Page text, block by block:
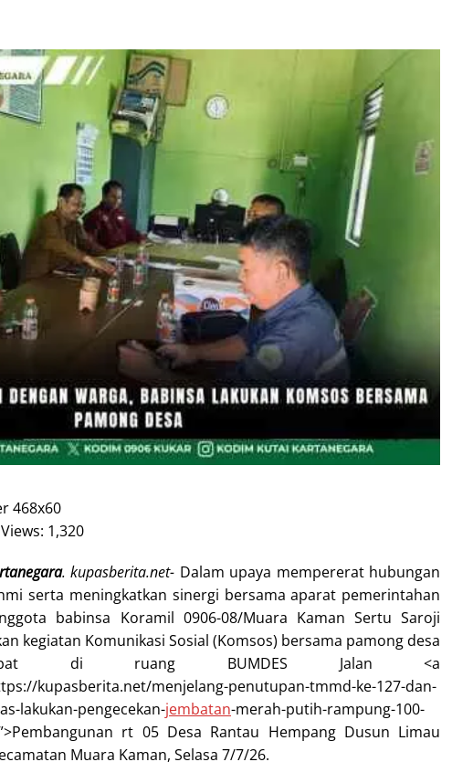
1,320
. kupasberita.net- Dalam upaya mempererat hubungan
serta meningkatkan sinergi bersama aparat pemerintahan
babinsa Koramil 0906-08/Muara Kaman Sertu Saroji
kegiatan Komunikasi Sosial (Komsos) bersama pamong desa
di ruang BUMDES Jalan <a
kupasberita.net/menjelang-penutupan-tmmd-ke-127-dan-
lakukan-pengecekan-jembatan-merah-putih-rampung-100-
rt 05 Desa Rantau Hempang Dusun Limau
Muara Kaman, Selasa 7/7/26.